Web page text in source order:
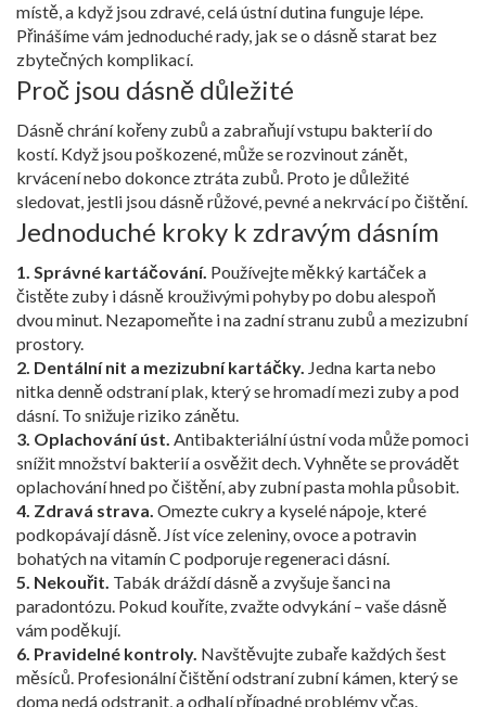
místě, a když jsou zdravé, celá ústní dutina funguje lépe.
Přinášíme vám jednoduché rady, jak se o dásně starat bez
zbytečných komplikací.
Proč jsou dásně důležité
Dásně chrání kořeny zubů a zabraňují vstupu bakterií do
kostí. Když jsou poškozené, může se rozvinout zánět,
krvácení nebo dokonce ztráta zubů. Proto je důležité
sledovat, jestli jsou dásně růžové, pevné a nekrvácí po čištění.
Jednoduché kroky k zdravým dásním
1. Správné kartáčování. Používejte měkký kartáček a
čistěte zuby i dásně krouživými pohyby po dobu alespoň
dvou minut. Nezapomeňte i na zadní stranu zubů a mezizubní
prostory.
2. Dentální nit a mezizubní kartáčky. Jedna karta nebo
nitka denně odstraní plak, který se hromadí mezi zuby a pod
dásní. To snižuje riziko zánětu.
3. Oplachování úst. Antibakteriální ústní voda může pomoci
snížit množství bakterií a osvěžit dech. Vyhněte se provádět
oplachování hned po čištění, aby zubní pasta mohla působit.
4. Zdravá strava. Omezte cukry a kyselé nápoje, které
podkopávají dásně. Jíst více zeleniny, ovoce a potravin
bohatých na vitamín C podporuje regeneraci dásní.
5. Nekouřit. Tabák dráždí dásně a zvyšuje šanci na
paradontózu. Pokud kouříte, zvažte odvykání – vaše dásně
vám poděkují.
6. Pravidelné kontroly. Navštěvujte zubaře každých šest
měsíců. Profesionální čištění odstraní zubní kámen, který se
doma nedá odstranit, a odhalí případné problémy včas.